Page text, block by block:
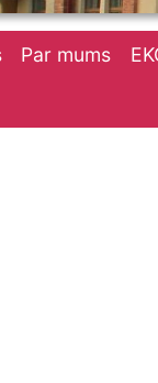
Par mums